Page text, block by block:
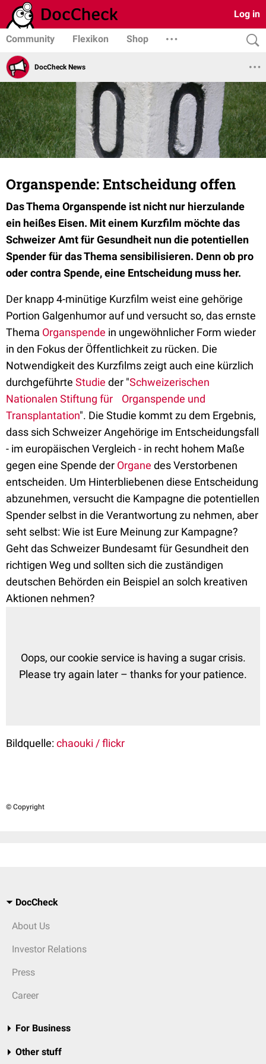
Log in
Community Flexikon Shop
DocCheck News
Organspende: Entscheidung offen
Das Thema Organspende ist nicht nur hierzulande
ein heißes Eisen. Mit einem Kurzfilm möchte das
Schweizer Amt für Gesundheit nun die potentiellen
Spender für das Thema sensibilisieren. Denn ob pro
oder contra Spende, eine Entscheidung muss her.
Der knapp 4-minütige Kurzfilm weist eine gehörige
Portion Galgenhumor auf und versucht so, das ernste
Thema Organspende in ungewöhnlicher Form wieder
in den Fokus der Öffentlichkeit zu rücken. Die
Notwendigkeit des Kurzfilms zeigt auch eine kürzlich
durchgeführte Studie der "Schweizerischen
Nationalen Stiftung für Organspende und
Transplantation". Die Studie kommt zu dem Ergebnis,
dass sich Schweizer Angehörige im Entscheidungsfall
- im europäischen Vergleich - in recht hohem Maße
gegen eine Spende der Organe des Verstorbenen
entscheiden. Um Hinterbliebenen diese Entscheidung
abzunehmen, versucht die Kampagne die potentiellen
Spender selbst in die Verantwortung zu nehmen, aber
seht selbst: Wie ist Eure Meinung zur Kampagne?
Geht das Schweizer Bundesamt für Gesundheit den
richtigen Weg und sollten sich die zuständigen
deutschen Behörden ein Beispiel an solch kreativen
Aktionen nehmen?
Bildquelle:chaouki / flickr
© Copyright
DocCheck
About Us
Investor Relations
Press
Career
For Business
Other stuff